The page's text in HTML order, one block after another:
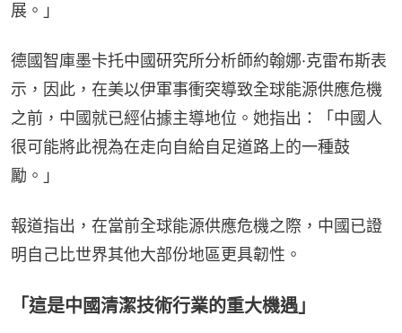
展。」
德國智庫墨卡托中國研究所分析師約翰娜·克雷布斯表
示，因此，在美以伊軍事衝突導致全球能源供應危機
之前，中國就已經佔據主導地位。她指出：「中國人
很可能將此視為在走向自給自足道路上的一種鼓
勵。」
報道指出，在當前全球能源供應危機之際，中國已證
明自己比世界其他大部份地區更具韌性。
「這是中國清潔技術行業的重大機遇」